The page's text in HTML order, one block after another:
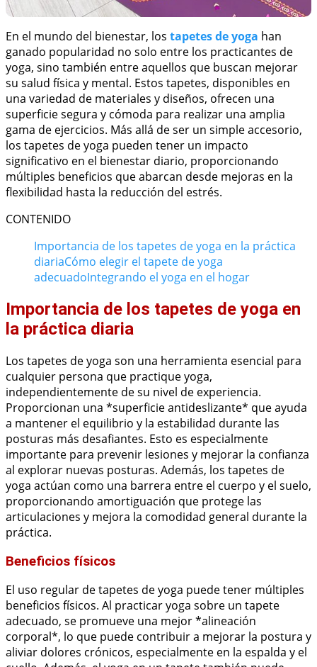
En el mundo del bienestar, los tapetes de yoga han
ganado popularidad no solo entre los practicantes de
yoga, sino también entre aquellos que buscan mejorar
su salud física y mental. Estos tapetes, disponibles en
una variedad de materiales y diseños, ofrecen una
superficie segura y cómoda para realizar una amplia
gama de ejercicios. Más allá de ser un simple accesorio,
los tapetes de yoga pueden tener un impacto
significativo en el bienestar diario, proporcionando
múltiples beneficios que abarcan desde mejoras en la
flexibilidad hasta la reducción del estrés.
CONTENIDO
Importancia de los tapetes de yoga en la práctica
diariaCómo elegir el tapete de yoga
adecuadoIntegrando el yoga en el hogar
Importancia de los tapetes de yoga en
la práctica diaria
Los tapetes de yoga son una herramienta esencial para
cualquier persona que practique yoga,
independientemente de su nivel de experiencia.
Proporcionan una *superficie antideslizante* que ayuda
a mantener el equilibrio y la estabilidad durante las
posturas más desafiantes. Esto es especialmente
importante para prevenir lesiones y mejorar la confianza
al explorar nuevas posturas. Además, los tapetes de
yoga actúan como una barrera entre el cuerpo y el suelo,
proporcionando amortiguación que protege las
articulaciones y mejora la comodidad general durante la
práctica.
Beneficios físicos
El uso regular de tapetes de yoga puede tener múltiples
beneficios físicos. Al practicar yoga sobre un tapete
adecuado, se promueve una mejor *alineación
corporal*, lo que puede contribuir a mejorar la postura y
aliviar dolores crónicos, especialmente en la espalda y el